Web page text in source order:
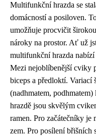
Multifunkční hrazda se
domácností a posiloven.
umožňuje procvičit
nároky na prostor. Ať už
multifunkční hrazda
Mezi nejoblíbenější cviky
biceps a předloktí. Variací
(nadhmatem,
hrazdě jsou skvělým
ramen. Pro začátečníky je
zem. Pro posílení břišních